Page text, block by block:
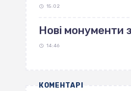
15:02
Нові монументи
14:46
КОМЕНТАРІ